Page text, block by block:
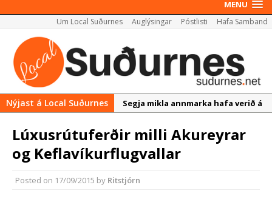
MENU
Um Local Suðurnes Auglýsingar Póstlisti Hafa Samband
Nýjast á Local Suðurnes
Segja mikla annmarka hafa verið á
Leita eftir hugmyndum íbúa við
þróun Akademíureits
vænlegasti kosturinn
Lúxusrútuferðir milli Akureyrar
og Keflavíkurflugvallar
Posted on 17/09/2015 by Ritstjórn